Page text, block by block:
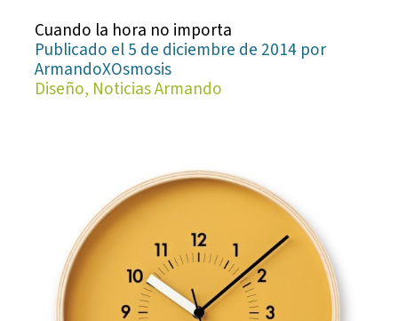
Cuando la hora no importa
Publicado el 5 de diciembre de 2014 por
ArmandoXOsmosis
Diseño, Noticias Armando